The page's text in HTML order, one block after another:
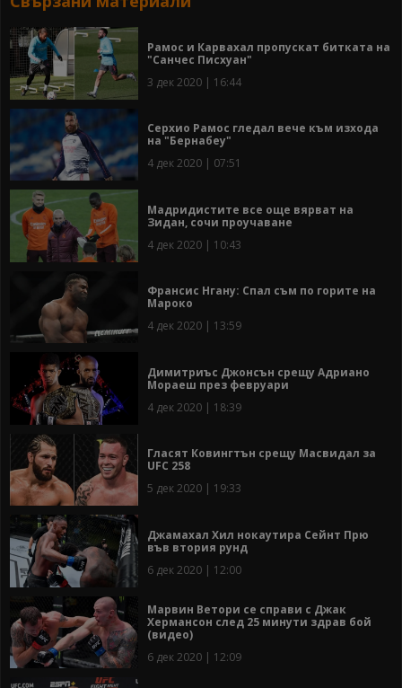
Рамос и Карвахал пропускат битката на
"Санчес Писхуан"
3 дек 2020 | 16:44
Серхио Рамос гледал вече към изхода
на "Бернабеу"
4 дек 2020 | 07:51
Мадридистите все още вярват на
Зидан, сочи проучаване
4 дек 2020 | 10:43
Франсис Нгану: Спал съм по горите на
Мароко
4 дек 2020 | 13:59
Димитриъс Джонсън срещу Адриано
Мораеш през февруари
4 дек 2020 | 18:39
Гласят Ковингтън срещу Масвидал за
UFC 258
5 дек 2020 | 19:33
Джамахал Хил нокаутира Сейнт Прю
във втория рунд
6 дек 2020 | 12:00
Марвин Ветори се справи с Джак
Хермансон след 25 минути здрав бой
(видео)
6 дек 2020 | 12:09